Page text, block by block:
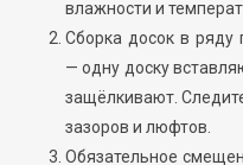
влажности и
Сборка досок в ряду
— одну доску
защёлкивают.
зазоров и люфтов.
Обязательное